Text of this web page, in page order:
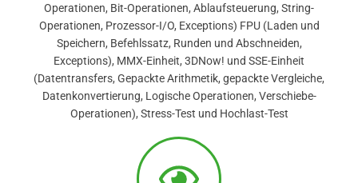
Operationen, Bit-Operationen, Ablaufsteuerung, String-
Operationen, Prozessor-I/O, Exceptions) FPU (Laden und
Speichern, Befehlssatz, Runden und Abschneiden,
Exceptions), MMX-Einheit, 3DNow! und SSE-Einheit
(Datentransfers, Gepackte Arithmetik, gepackte Vergleiche,
Datenkonvertierung, Logische Operationen, Verschiebe-
Operationen), Stress-Test und Hochlast-Test